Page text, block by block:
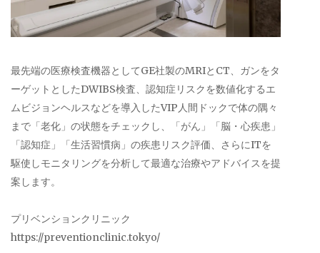
最先端の医療検査機器としてGE社製のMRIとCT、ガンをタ
ーゲットとしたDWIBS検査、認知症リスクを数値化するエ
ムビジョンヘルスなどを導入したVIP人間ドックで体の隅々
まで「老化」の状態をチェックし、「がん」「脳・心疾患」
「認知症」「生活習慣病」の疾患リスク評価、さらにITを
駆使しモニタリングを分析して最適な治療やアドバイスを提
案します。
プリベンションクリニック
https://preventionclinic.tokyo/